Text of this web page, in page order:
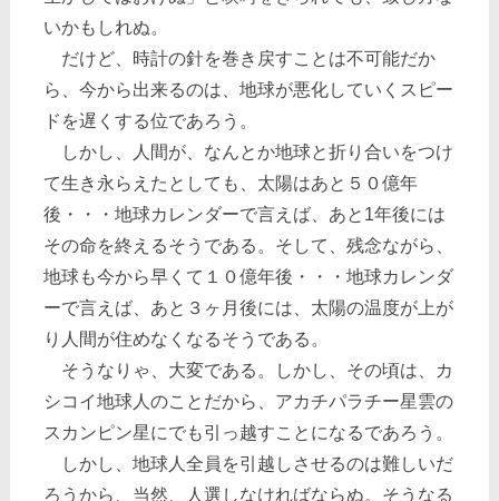
いかもしれぬ。
だけど、時計の針を巻き戻すことは不可能だか
ら、今から出来るのは、地球が悪化していくスピー
ドを遅くする位であろう。
しかし、人間が、なんとか地球と折り合いをつけ
て生き永らえたとしても、太陽はあと５０億年
後・・・地球カレンダーで言えば、あと1年後には
その命を終えるそうである。そして、残念ながら、
地球も今から早くて１０億年後・・・地球カレンダ
ーで言えば、あと３ヶ月後には、太陽の温度が上が
り人間が住めなくなるそうである。
そうなりゃ、大変である。しかし、その頃は、カ
シコイ地球人のことだから、アカチパラチー星雲の
スカンピン星にでも引っ越すことになるであろう。
しかし、地球人全員を引越しさせるのは難しいだ
ろうから、当然、人選しなければならぬ。そうなる